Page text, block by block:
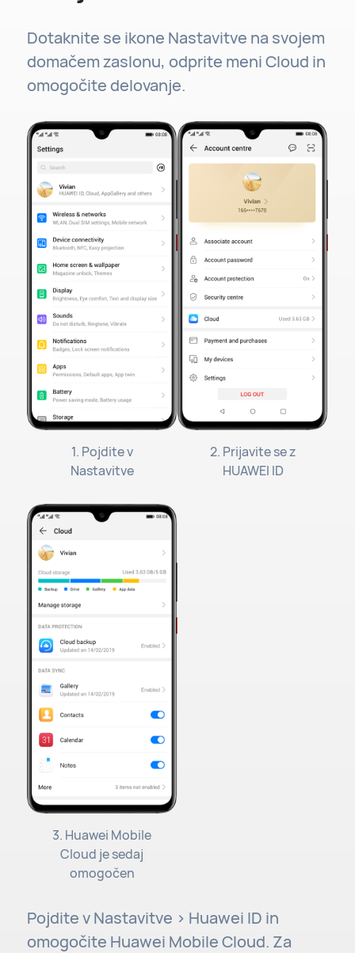
Dotaknite se ikone Nastavitve na svojem
domačem zaslonu, odprite meni Cloud in
omogočite delovanje.
1. Pojdite v
Nastavitve
2. Prijavite se z
HUAWEI ID
3. Huawei Mobile
Cloud je sedaj
omogočen
Pojdite v Nastavitve > Huawei ID in
omogočite Huawei Mobile Cloud. Za